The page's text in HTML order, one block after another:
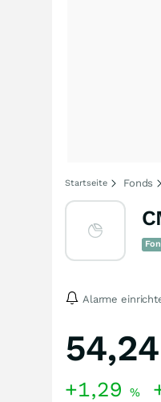
Startseite Fonds
Alarme
54,24
+1,29 %